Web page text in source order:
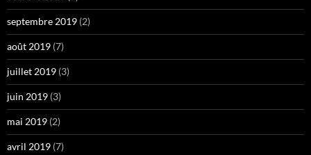
septembre 2019 (2)
août 2019 (7)
juillet 2019 (3)
juin 2019 (3)
mai 2019 (2)
avril 2019 (7)